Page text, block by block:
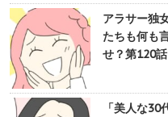
アラサー独
たちも何も
せ？第120
「美人な